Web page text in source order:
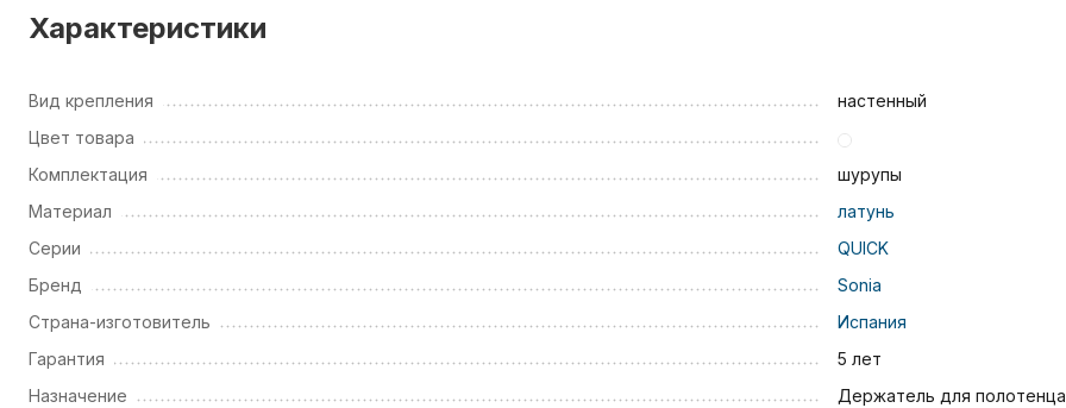
Характеристики
Вид крепления
настенный
Цвет товара
Комплектация
шурупы
Материал
латунь
Серии
QUICK
Бренд
Sonia
Страна-изготовитель
Испания
Гарантия
5 лет
Назначение
Держатель для полотенца